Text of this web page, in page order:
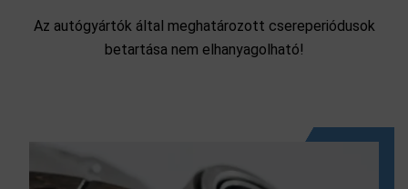
Az autógyártók által meghatározott csereperiódusok
betartása nem elhanyagolható!